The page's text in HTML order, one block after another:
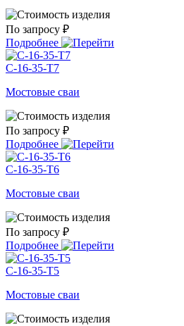
По запросу ₽
Подробнее
С-16-35-Т7
Мостовые сваи
По запросу ₽
Подробнее
С-16-35-Т6
Мостовые сваи
По запросу ₽
Подробнее
С-16-35-Т5
Мостовые сваи